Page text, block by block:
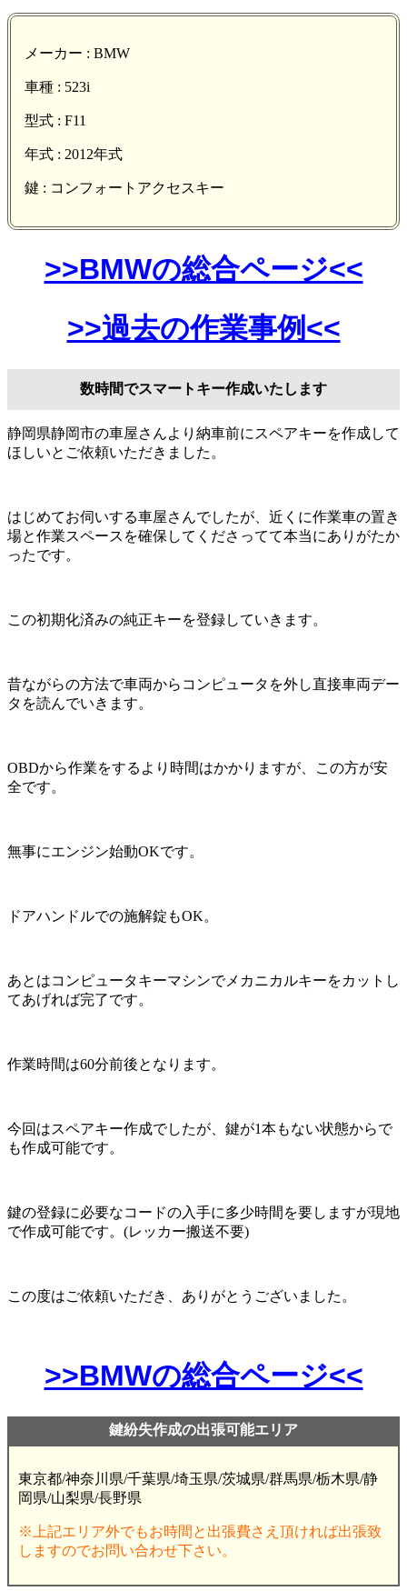
メーカー : BMW
車種 : 523i
型式 : F11
年式 : 2012年式
鍵 : コンフォートアクセスキー
>>BMWの総合ページ<<
>>過去の作業事例<<
数時間でスマートキー作成いたします
静岡県静岡市の車屋さんより納車前にスペアキーを作成して
ほしいとご依頼いただきました。
はじめてお伺いする車屋さんでしたが、近くに作業車の置き
場と作業スペースを確保してくださってて本当にありがたか
ったです。
この初期化済みの純正キーを登録していきます。
昔ながらの方法で車両からコンピュータを外し直接車両デー
タを読んでいきます。
OBDから作業をするより時間はかかりますが、この方が安
全です。
無事にエンジン始動OKです。
ドアハンドルでの施解錠もOK。
あとはコンピュータキーマシンでメカニカルキーをカットし
てあげれば完了です。
作業時間は60分前後となります。
今回はスペアキー作成でしたが、鍵が1本もない状態からで
も作成可能です。
鍵の登録に必要なコードの入手に多少時間を要しますが現地
で作成可能です。(レッカー搬送不要)
この度はご依頼いただき、ありがとうございました。
>>BMWの総合ページ<<
鍵紛失作成の出張可能エリア
東京都/神奈川県/千葉県/埼玉県/茨城県/群馬県/栃木県/静
岡県/山梨県/長野県
※上記エリア外でもお時間と出張費さえ頂ければ出張致
しますのでお問い合わせ下さい。